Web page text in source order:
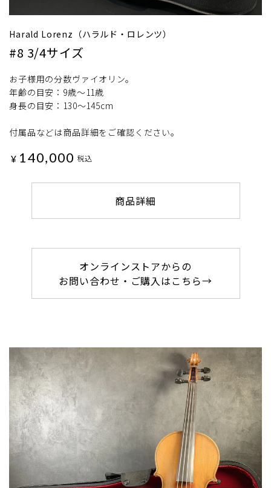
Harald Lorenz（ハラルド・ロレンツ）
#8 3/4サイズ
お子様用の分数ヴァイオリン。
年齢の目安：9歳～11歳
身長の目安：130～145cm
付属品などは商品詳細をご確認ください。
¥ 140,000 税込
商品詳細
オンラインストアからの
お問い合わせ・ご購入はこちら→